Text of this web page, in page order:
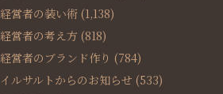
経営者の装い術 (1,138)
経営者の考え方 (818)
経営者のブランド作り (784)
イルサルトからのお知らせ (533)